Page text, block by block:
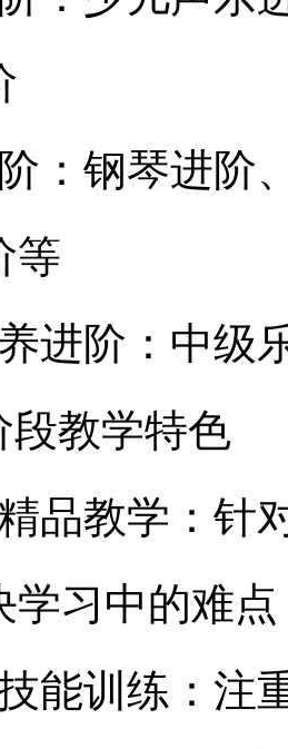
：钢琴进阶
等
进阶：中级
段教学特色
品教学：针
学习中的难点
能训练：注